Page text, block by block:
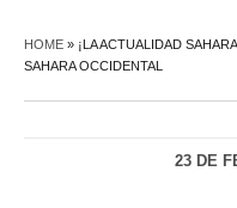
HOME » ¡LA ACTUALIDAD
SAHARA OCCIDENTAL
23 DE